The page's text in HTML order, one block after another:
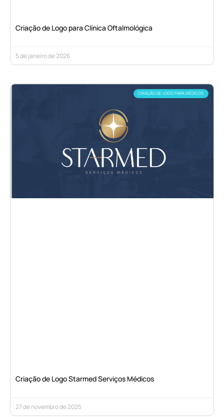
Criação de Logo para Clínica Oftalmológica
5 de janeiro de 2026
CRIAÇÃO DE LOGO PARA MÉDICOS
Criação de Logo Starmed Serviços Médicos
27 de novembro de 2025